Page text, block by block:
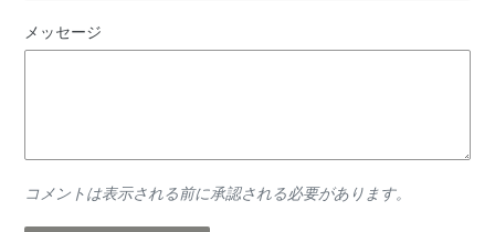
メッセージ
コメントは表示される前に承認される必要があります。